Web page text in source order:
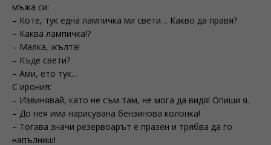
мъжа си:
– Коте, тук една лампичка ми свети… Какво да правя?
– Каква лампичка!?
– Малка, жълта!
– Къде свети?
– Ами, ето тук…
С ирония:
– Извинявай, като не съм там, не мога да видя! Опиши я.
– До нея има нарисувана бензинова колонка!
– Тогава значи резервоарът е празен и трябва да го
напълниш!